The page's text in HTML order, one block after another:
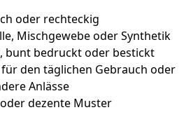
oder rechteckig
Mischgewebe oder Synthetik
bunt bedruckt oder bestickt
den täglichen Gebrauch oder
Anlässe
dezente Muster